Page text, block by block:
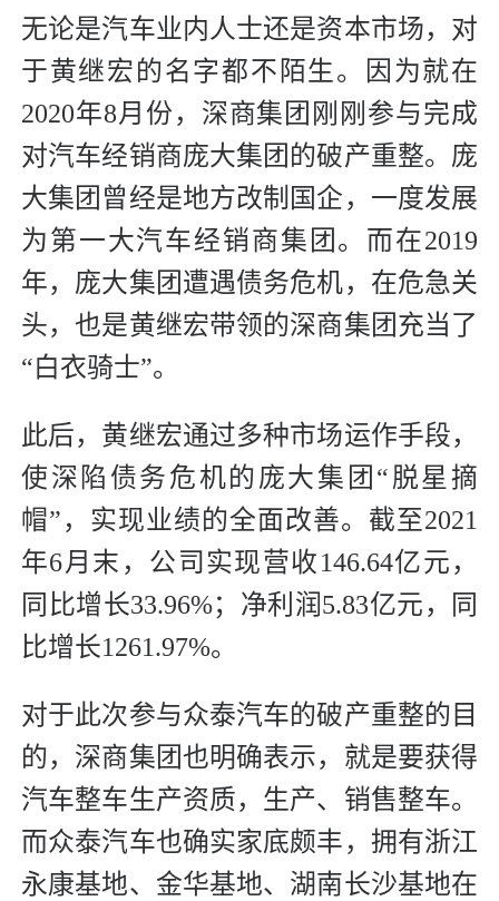
无论是汽车业内人士还是资本市场，对
于黄继宏的名字都不陌生。因为就在
2020年8月份，深商集团刚刚参与完成
对汽车经销商庞大集团的破产重整。庞
大集团曾经是地方改制国企，一度发展
为第一大汽车经销商集团。而在2019
年，庞大集团遭遇债务危机，在危急关
头，也是黄继宏带领的深商集团充当了
“白衣骑士”。
此后，黄继宏通过多种市场运作手段，
使深陷债务危机的庞大集团“脱星摘
帽”，实现业绩的全面改善。截至2021
年6月末，公司实现营收146.64亿元，
同比增长33.96%；净利润5.83亿元，同
比增长1261.97%。
对于此次参与众泰汽车的破产重整的目
的，深商集团也明确表示，就是要获得
汽车整车生产资质，生产、销售整车。
而众泰汽车也确实家底颇丰，拥有浙江
永康基地、金华基地、湖南长沙基地在